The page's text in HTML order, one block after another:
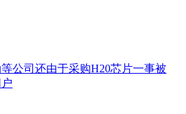
公司还由于采购H20芯片一事被